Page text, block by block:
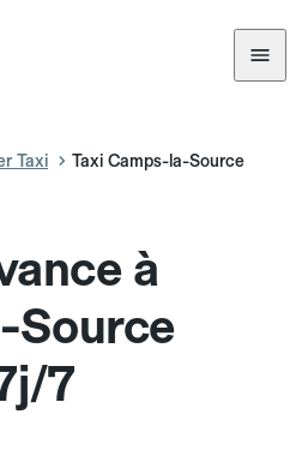
Taxi Taxi Camps-la-Source
à
Source
7